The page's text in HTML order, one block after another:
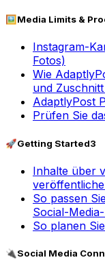
🖼️ Media Limits &
Instagram-
Fotos)
Wie
und
AdaptlyPost
Prüfen Sie
🚀Getting Started3
Inhalte über
So passen
Social-
So planen
🔌Social Media